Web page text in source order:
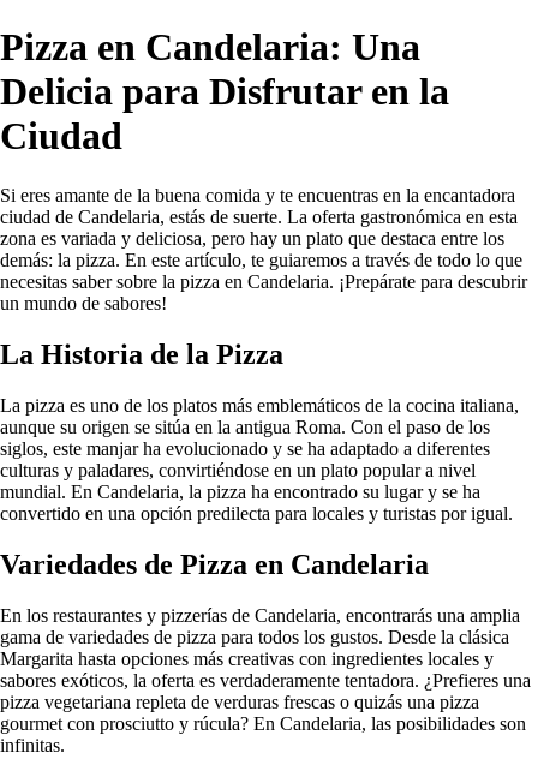
Pizza en Candelaria: Una
Delicia para Disfrutar en la
Ciudad
Si eres amante de la buena comida y te encuentras en la encantadora
ciudad de Candelaria, estás de suerte. La oferta gastronómica en esta
zona es variada y deliciosa, pero hay un plato que destaca entre los
demás: la pizza. En este artículo, te guiaremos a través de todo lo que
necesitas saber sobre la pizza en Candelaria. ¡Prepárate para descubrir
un mundo de sabores!
La Historia de la Pizza
La pizza es uno de los platos más emblemáticos de la cocina italiana,
aunque su origen se sitúa en la antigua Roma. Con el paso de los
siglos, este manjar ha evolucionado y se ha adaptado a diferentes
culturas y paladares, convirtiéndose en un plato popular a nivel
mundial. En Candelaria, la pizza ha encontrado su lugar y se ha
convertido en una opción predilecta para locales y turistas por igual.
Variedades de Pizza en Candelaria
En los restaurantes y pizzerías de Candelaria, encontrarás una amplia
gama de variedades de pizza para todos los gustos. Desde la clásica
Margarita hasta opciones más creativas con ingredientes locales y
sabores exóticos, la oferta es verdaderamente tentadora. ¿Prefieres una
pizza vegetariana repleta de verduras frescas o quizás una pizza
gourmet con prosciutto y rúcula? En Candelaria, las posibilidades son
infinitas.